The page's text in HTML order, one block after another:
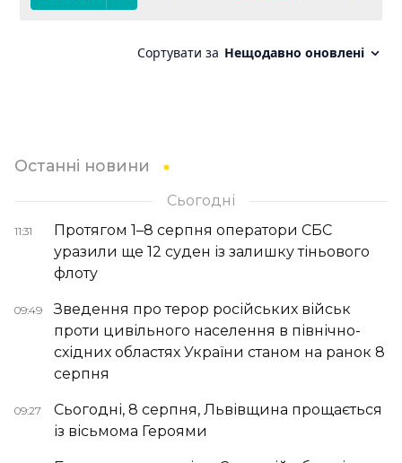
Останні новини
Сьогодні
11:31
Протягом 1–8 серпня оператори СБС
уразили ще 12 суден із залишку тіньового
флоту
09:49
Зведення про терор російських військ
проти цивільного населення в північно-
східних областях України станом на ранок 8
серпня
09:27
Сьогодні, 8 серпня, Львівщина прощається
із вісьмома Героями